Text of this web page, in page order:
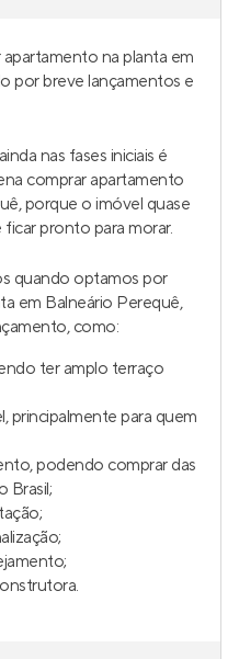
na planta em
por breve lançamentos e
nas fases iniciais é
comprar apartamento
porque o imóvel quase
ficar pronto para morar.
quando optamos por
em Balneário Perequê,
como:
ter amplo terraço
principalmente para quem
podendo comprar das
Brasil;